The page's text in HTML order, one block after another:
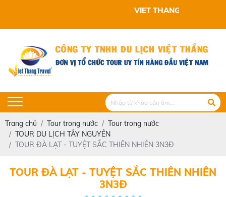
VIET THANG TRAVEL KÍNH CHÀO QUÝ
Trang chủ Tour trong nước
Tour trong nước
TOUR DU LỊCH TÂY NGUYÊN
TOUR ĐÀ LẠT - TUYỆT SẮC THIÊN NHIÊN 3N3Đ
TOUR ĐÀ LẠT - TUYỆT SẮC THIÊN NHIÊN
3N3Đ